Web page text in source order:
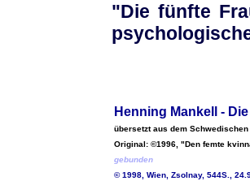
"Die fünfte
Henning Mankell -
übersetzt aus dem
Original: ©1996, "Den femte
gebunden
© 1998, Wien, Zsolnay, 544S.,